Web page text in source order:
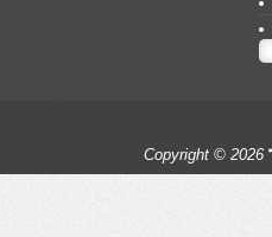
Copyright © 2026